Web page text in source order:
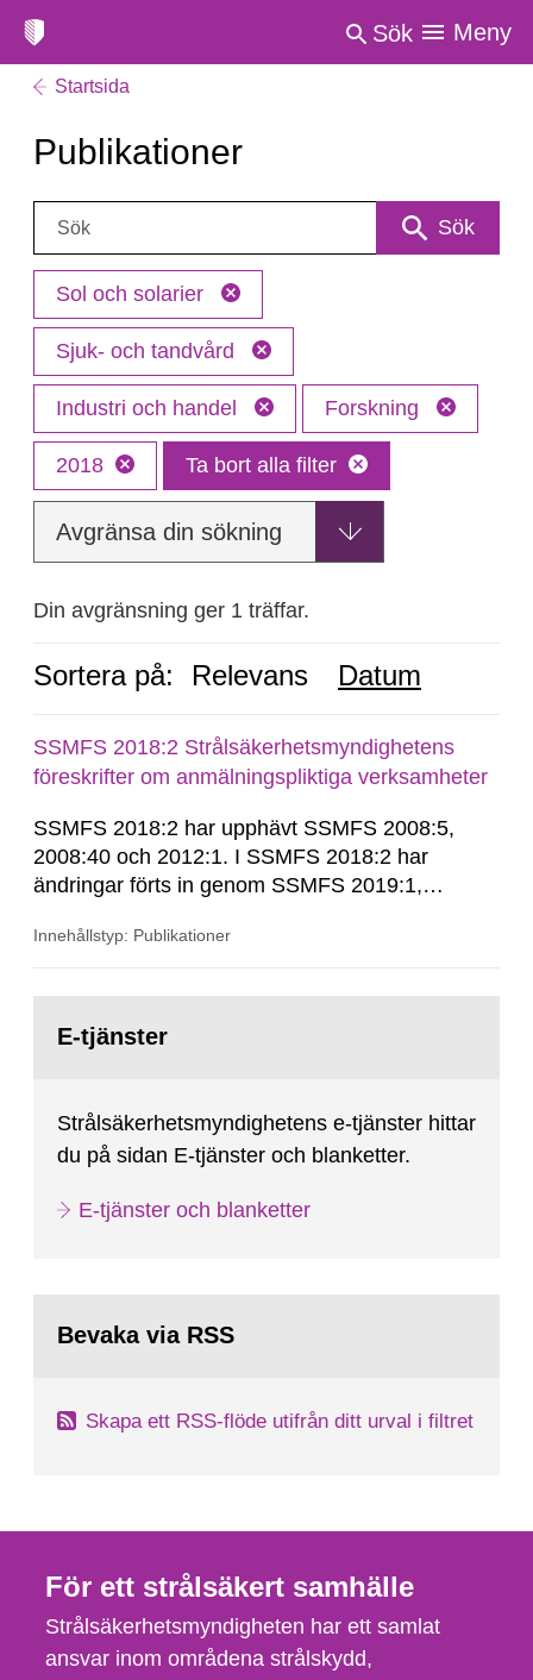
Sök Meny
Startsida
Publikationer
Sök: Sök
Sol och solarier
Sjuk- och tandvård
Industri och handel Forskning
2018 Ta bort alla filter
Avgränsa din sökning
Din avgränsning ger 1 träffar.
Sortera på: Relevans Datum
SSMFS 2018:2 Strålsäkerhetsmyndighetens
föreskrifter om anmälningspliktiga verksamheter
SSMFS 2018:2 har upphävt SSMFS 2008:5,
2008:40 och 2012:1. I SSMFS 2018:2 har
ändringar förts in genom SSMFS 2019:1,
Innehållstyp: Publikationer
sida:E-tjänster
Strålsäkerhetsmyndighetens e-tjänster hittar
du på sidan E-tjänster och blanketter.
E-tjänster och blanketter
Bevaka via RSS
Skapa ett RSS-flöde utifrån ditt urval i filtret
För ett strålsäkert samhälle
Strålsäkerhetsmyndigheten har ett samlat
ansvar inom områdena strålskydd,